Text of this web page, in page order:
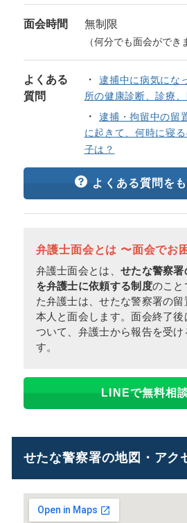
面会時間 無制限
（何分でも面会ができ
よくある
質問
逮捕中に病気にな
所の健康診断、診療
逮捕・拘留中の留
に起きて、何時に寝
子は？
よくある質問を
弁護士面会とは 〜面会でお
弁護士面会とは、 せたな警察
を弁護士に依頼する制度のこと
た弁護士は、せたな警察署の
本人と面会します。面会終了後
ついて、弁護士から報告を受け
す。
LINEで無料相
せたな警察署の地図・アク